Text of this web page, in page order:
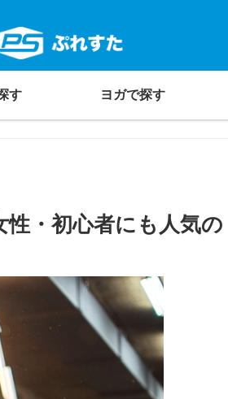
す ヨガで探す
・初心者にも人気の